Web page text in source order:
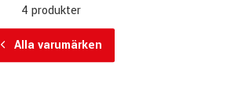
4 produkter
Alla varumärken